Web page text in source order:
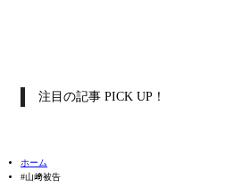
注目の記事 PICK UP！
ホーム
#山﨑被告